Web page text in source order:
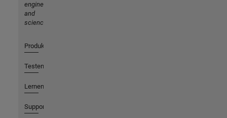
engineering
and
science
Produkte
Testen oder Kaufen
Lernen
Support